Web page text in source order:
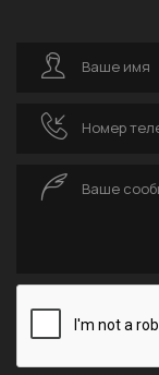
Ваше имя
Номер
Ваше